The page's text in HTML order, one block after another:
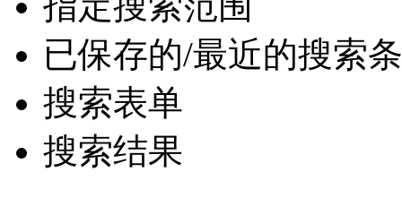
已保存的/最近的搜索
搜索表单
搜索结果